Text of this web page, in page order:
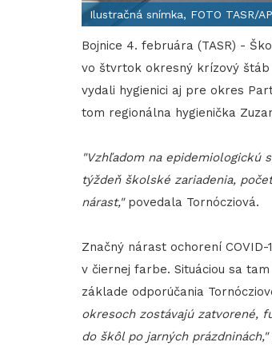
Ilustračná snímka, FOTO TASR/AP
Bojnice 4. februára (TASR) -
vo štvrtok okresný krízový štáb
vydali hygienici aj pre okres
tom regionálna hygienička
"Vzhľadom na epidemiologickú
týždeň školské zariadenia,
nárast,"povedala Tornócziová.
Značný nárast ochorení
v čiernej farbe. Situáciou sa
základe odporúčania
okresoch zostávajú zatvorené,
do škôl po jarných prázdninách,"